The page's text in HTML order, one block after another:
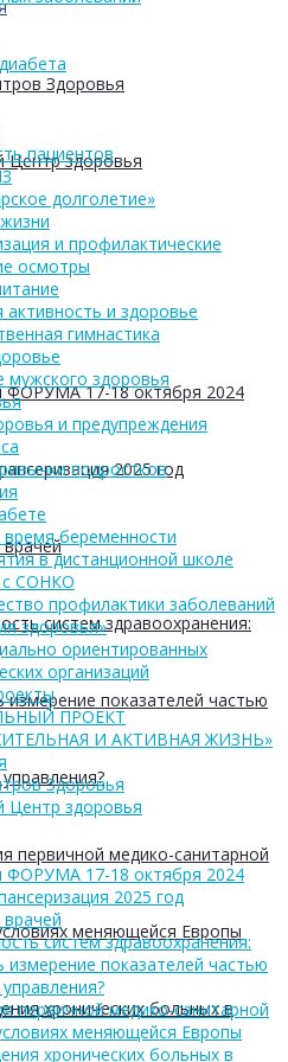
Здоровья
здоровья
ФОРУМА 17-18 октября 2024
2025 год
систем здравоохранения:
измерение показателей частью
первичной медико-санитарной
меняющейся Европы
хронических больных в
пациентов
долголетие»
и профилактические
осмотры
активность и здоровье
гимнастика
мужского здоровья
и предупреждения
подростков
время беременности
в дистанционной школе
с СОНКО
профилактики заболеваний
здоровья»
ориентированных
организаций
ПРОЕКТ
И АКТИВНАЯ ЖИЗНЬ»
Здоровья
здоровья
ФОРУМА 17-18 октября 2024
2025 год
систем здравоохранения:
измерение показателей частью
первичной медико-санитарной
меняющейся Европы
хронических больных в